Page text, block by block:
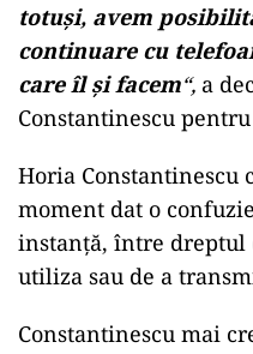
totuși, avem
continuare cu
care îl și facem“, a
Constantinescu
Horia Constantinescu
moment dat o
instanță, între dreptul
utiliza sau de a
Constantinescu mai